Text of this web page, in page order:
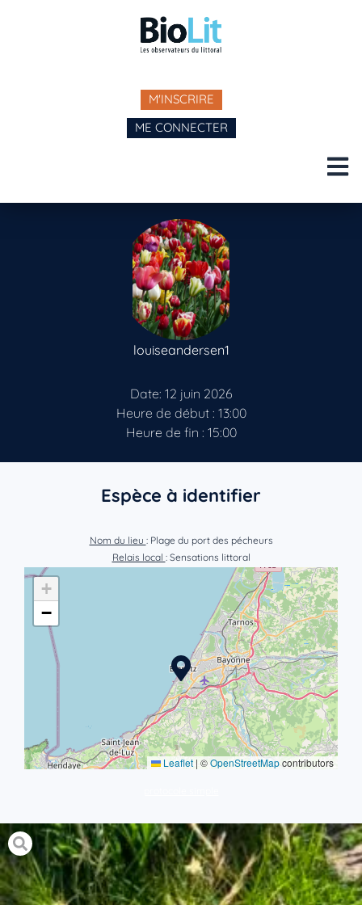
M'INSCRIRE
ME CONNECTER
louiseandersen1
Date: 12 juin 2026
Heure de début : 13:00
Heure de fin : 15:00
Espèce à identifier
Nom du lieu : Plage du port des pécheurs
Relais local : Sensations littoral
+
−
Leaflet | ©OpenStreetMapcontributors